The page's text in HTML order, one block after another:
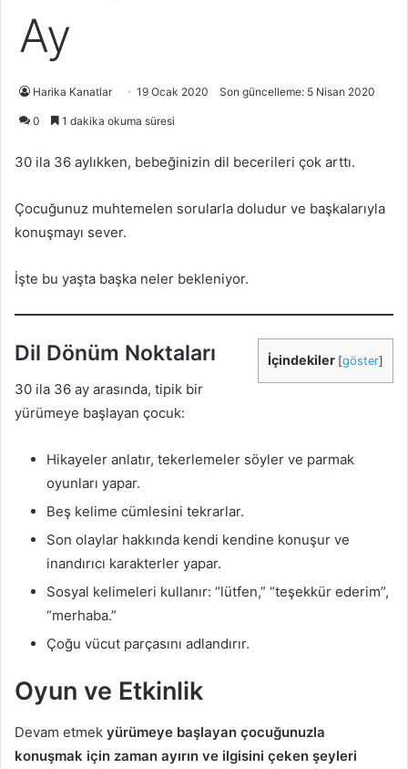
Ay
Harika Kanatlar 19 Ocak 2020 Son güncelleme: 5 Nisan 2020
0 1 dakika okuma süresi
30 ila 36 aylıkken, bebeğinizin dil becerileri çok arttı.
Çocuğunuz muhtemelen sorularla doludur ve başkalarıyla
konuşmayı sever.
İşte bu yaşta başka neler bekleniyor.
İçindekiler [göster]
Dil Dönüm Noktaları
30 ila 36 ay arasında, tipik bir
yürümeye başlayan çocuk:
Hikayeler anlatır, tekerlemeler söyler ve parmak
oyunları yapar.
Beş kelime cümlesini tekrarlar.
Son olaylar hakkında kendi kendine konuşur ve
inandırıcı karakterler yapar.
Sosyal kelimeleri kullanır: “lütfen,” “teşekkür ederim”,
“merhaba.”
Çoğu vücut parçasını adlandırır.
Oyun ve Etkinlik
Devam etmek yürümeye başlayan çocuğunuzla
konuşmak için zaman ayırın ve ilgisini çeken şeyleri